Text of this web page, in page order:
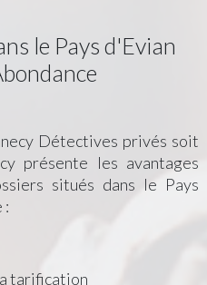
le Pays d'Evian
Détectives privés soit
présente les avantages
situés dans le Pays
:
tarification